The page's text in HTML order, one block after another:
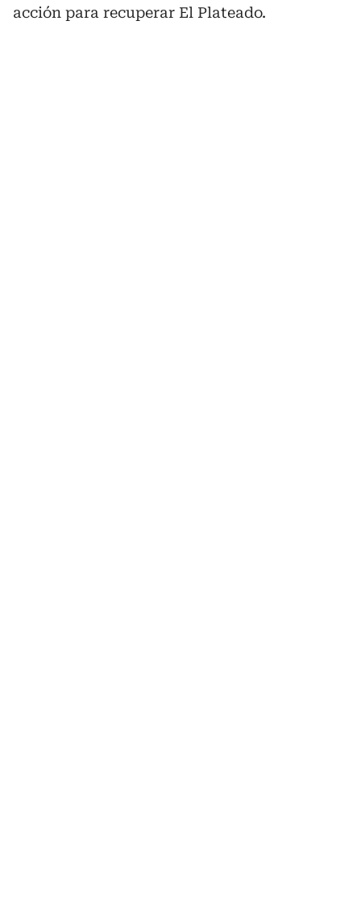
acción para recuperar El Plateado.